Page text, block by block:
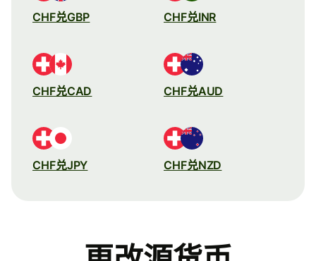
CHF兑GBP CHF兑INR
CHF兑CAD CHF兑AUD
CHF兑JPY CHF兑NZD